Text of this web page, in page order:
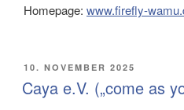
Homepage: www.firefly-
VERÖFFENTLICHT
AM
10. NOVEMBER 2025
Caya e.V. („come as